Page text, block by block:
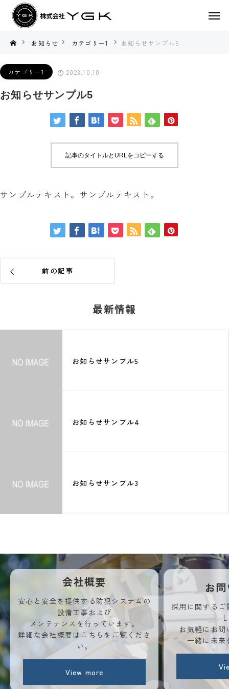
お知らせ カテゴリー1 お知らせサンプル5
カテゴリー1 2023.10.10
お知らせサンプル5
記事のタイトルとURLをコピーする
サンプルテキスト。サンプルテキスト。
前の記事
最新情報
お知らせサンプル5
お知らせサンプル4
お知らせサンプル3
会社概要
安心と安全を提供する防犯システムの
設備工事および
メンテナンスを行っています。
詳細な会社概要はこちらをご覧くださ
い。
View more
お
採用に関するご
お気軽にお
一緒に未来